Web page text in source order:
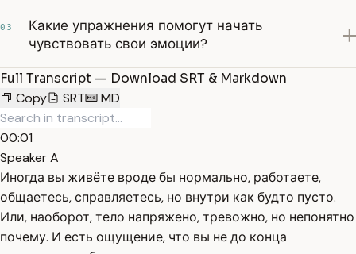
03
Какие упражнения помогут начать
чувствовать свои эмоции?
Full Transcript — Download SRT & Markdown
Copy
SRT MD
00:01
Speaker A
Иногда вы живёте вроде бы нормально, работаете,
общаетесь, справляетесь, но внутри как будто пусто.
Или, наоборот, тело напряжено, тревожно, но непонятно
почему. И есть ощущение, что вы не до конца